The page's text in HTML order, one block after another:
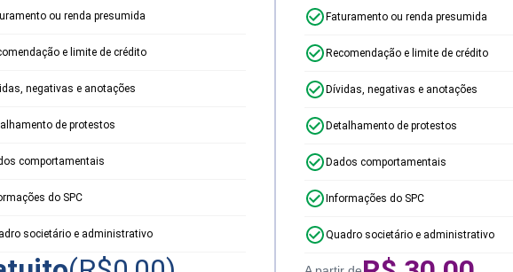
ou renda presumida
e limite de crédito
negativas e anotações
de protestos
comportamentais
do SPC
societário e administrativo
Faturamento ou renda presumida
Recomendação e limite de crédito
Dívidas, negativas e anotações
Detalhamento de protestos
Dados comportamentais
Informações do SPC
Quadro societário e administrativo